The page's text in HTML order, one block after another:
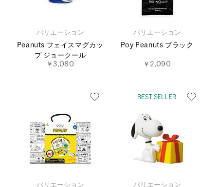
バリエーション
Peanuts フェイスマグカッ
プ ジョークール
￥3,080
バリエーション
Poy Peanuts ブラック
￥2,090
バリエーション
バリエーション